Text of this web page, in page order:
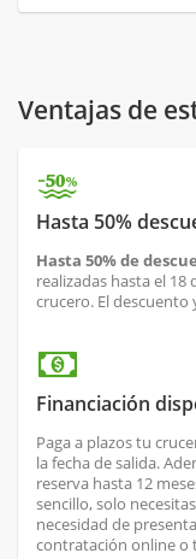
Ventajas de
Hasta 50%
Hasta 50% de
realizadas hasta el
crucero. El descuento
Financiación
Paga a plazos tu
la fecha de salida.
reserva hasta 12
sencillo, solo
necesidad de
contratación online o